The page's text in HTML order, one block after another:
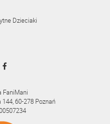
Dzieciaki
FaniMani
60-278 Poznań